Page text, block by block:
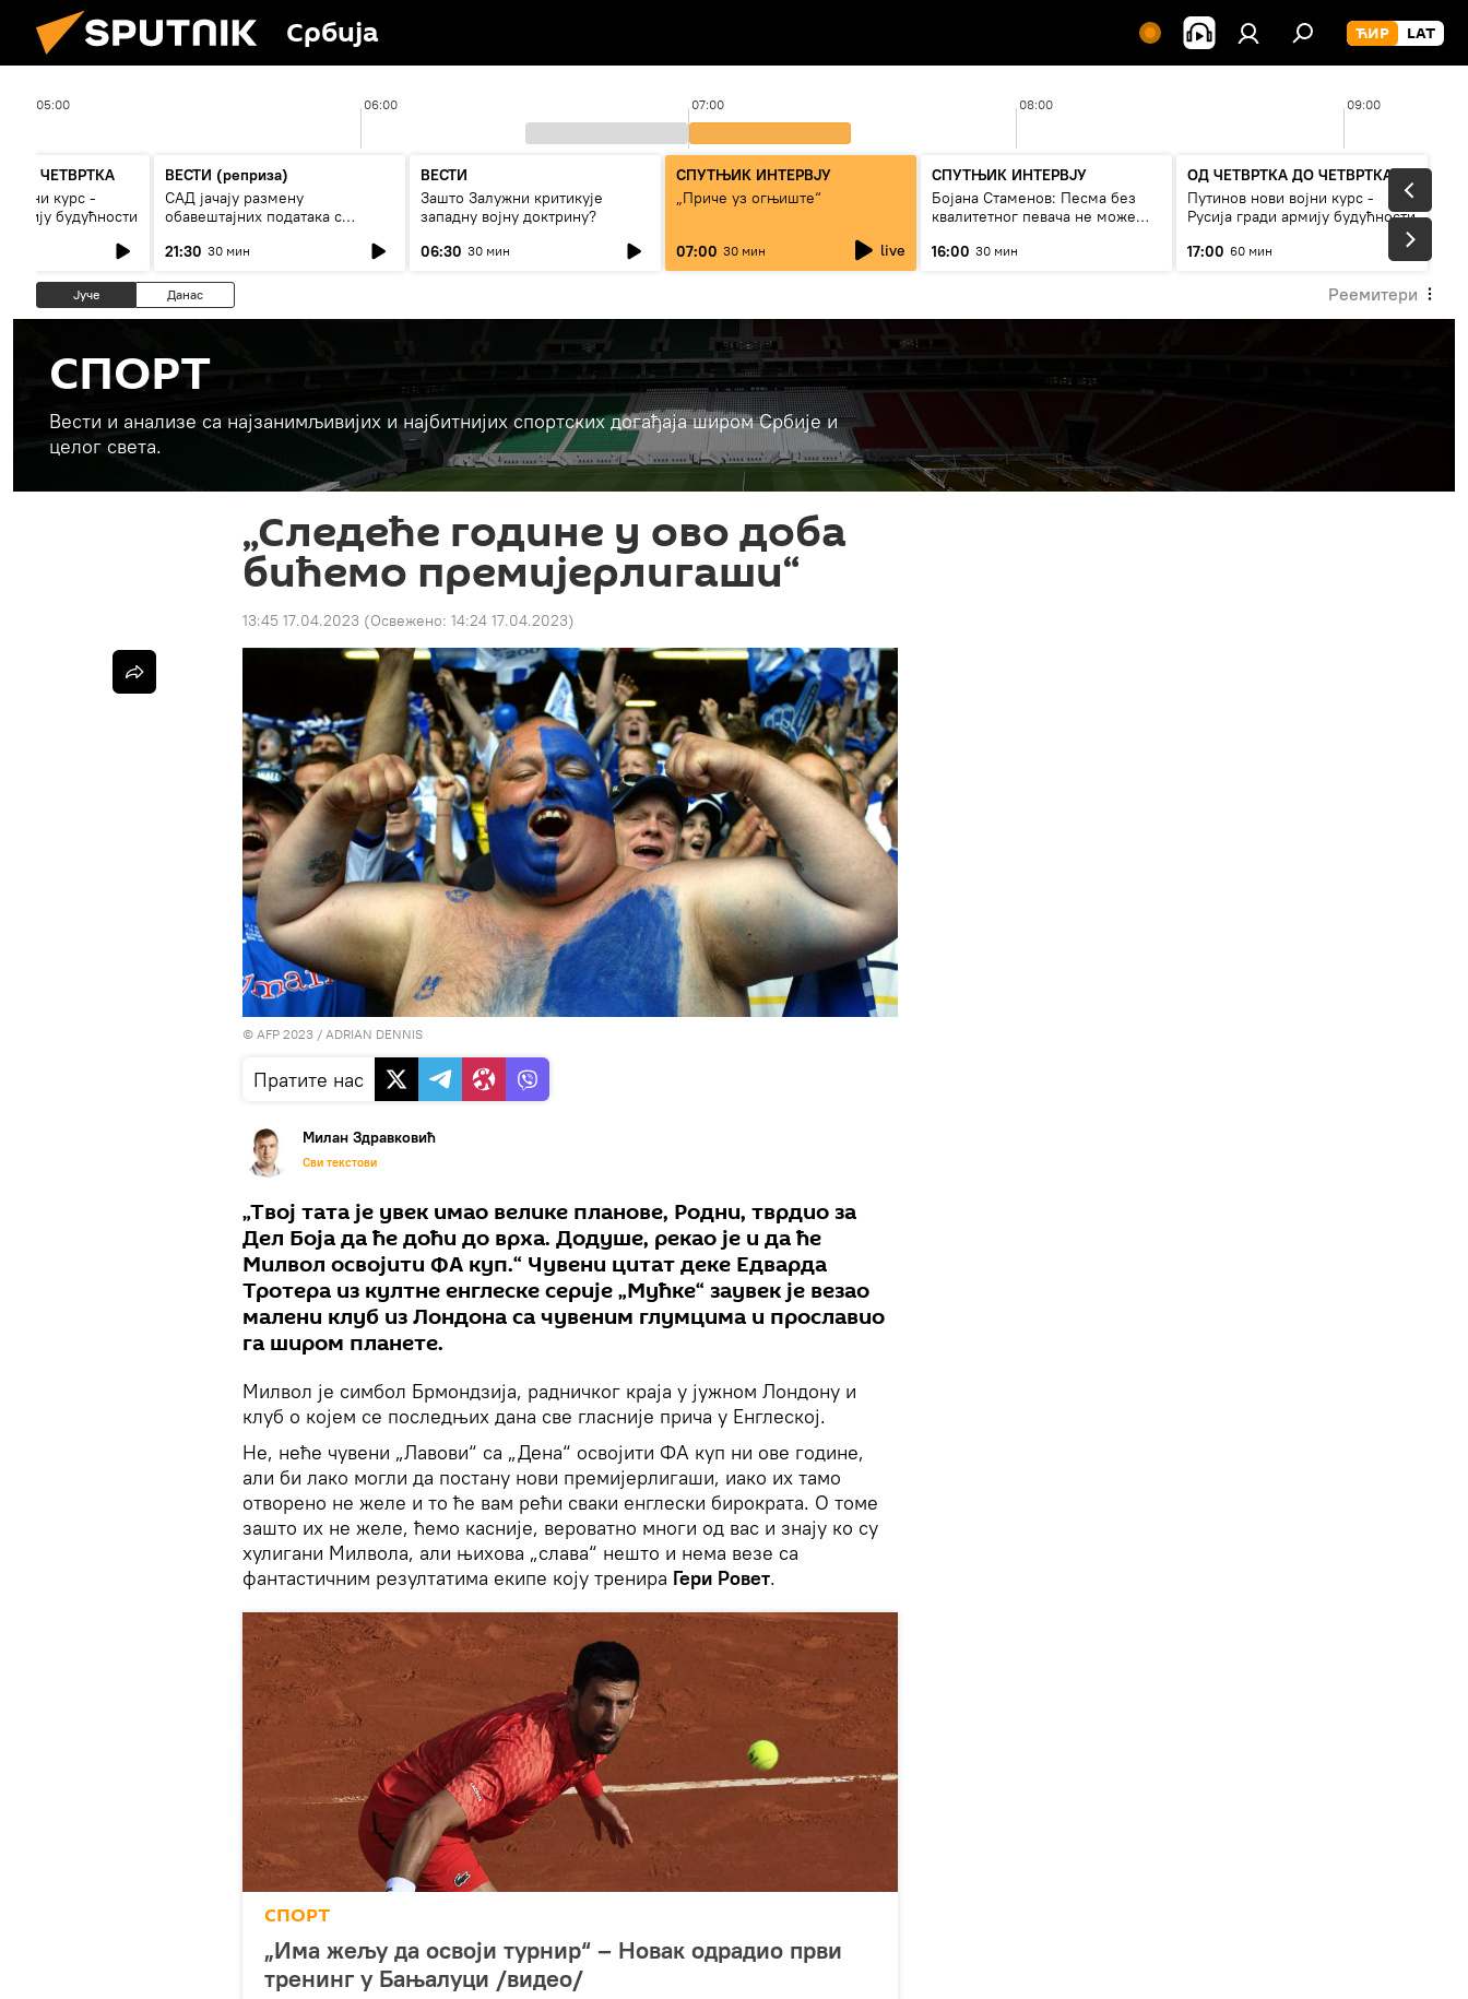
Србија
05:00 06:00 07:00 08:00 09:00
ДО ЧЕТВРТКА
војни курс -
будућности
ВЕСТИ (реприза)
САД јачају размену
обавештајних података с
21:30 30 мин
ВЕСТИ
Зашто Залужни критикује
западну војну доктрину?
06:30 30 мин
СПУТЊИК ИНТЕРВЈУ
„Приче уз огњиште“
07:00 30 мин live
СПУТЊИК ИНТЕРВЈУ
Бојана Стаменов: Песма без
квалитетног певача не може
16:00 30 мин
ОД ЧЕТВРТКА ДО ЧЕТВРТКА
Путинов нови војни курс -
Русија гради армију будућности
17:00 60 мин
Јуче Данас Реемитери
СПОРТ
Вести и анализе са најзанимљивијих и најбитнијих спортских догађаја широм Србије и
целог света.
„Следеће године у ово доба
бићемо премијерлигаши“
13:45 17.04.2023 (Освежено: 14:24 17.04.2023)
© AFP 2023 / ADRIAN DENNIS
Пратите нас
Милан Здравковић
Сви текстови
„Твој тата је увек имао велике планове, Родни, тврдио за
Дел Боја да ће доћи до врха. Додуше, рекао је и да ће
Милвол освојити ФА куп.“ Чувени цитат деке Едварда
Тротера из култне енглеске серије „Мућке“ заувек је везао
малени клуб из Лондона са чувеним глумцима и прославио
га широм планете.
Милвол је симбол Брмондзија, радничког краја у јужном Лондону и
клуб о којем се последњих дана све гласније прича у Енглеској.
Не, неће чувени „Лавови“ са „Дена“ освојити ФА куп ни ове године,
али би лако могли да постану нови премијерлигаши, иако их тамо
отворено не желе и то ће вам рећи сваки енглески бирократа. О томе
зашто их не желе, ћемо касније, вероватно многи од вас и знају ко су
хулигани Милвола, али њихова „слава“ нешто и нема везе са
фантастичним резултатима екипе коју тренира Гери Ровет.
СПОРТ
„Има жељу да освоји турнир“ – Новак одрадио први
тренинг у Бањалуци /видео/